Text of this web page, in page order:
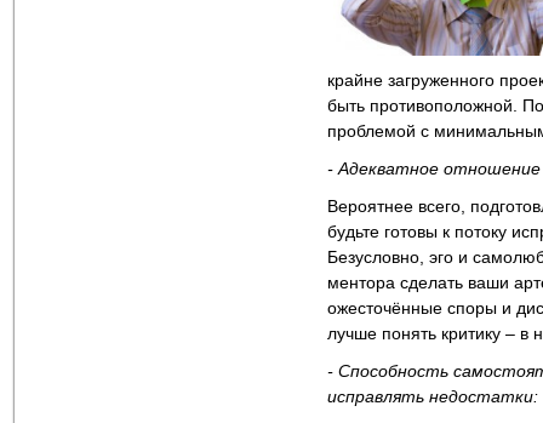
крайне загруженного
быть противоположной.
проблемой с
- Адекватное
Вероятнее всего,
будьте готовы к потоку
Безусловно, эго и
ментора сделать ваши
ожесточённые споры и
лучше понять критику ‒ в
- Способность
исправлять недостатки: